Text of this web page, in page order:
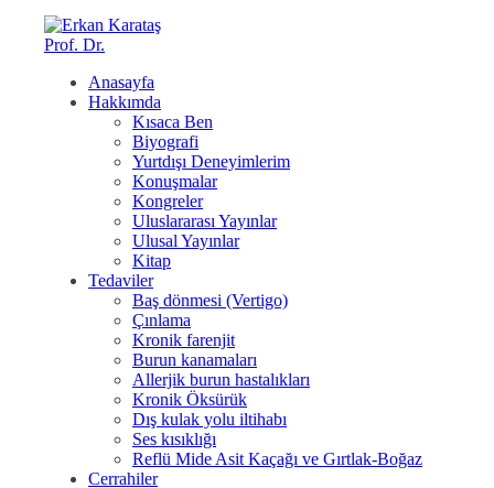
Anasayfa
Hakkımda
Kısaca Ben
Biyografi
Yurtdışı Deneyimlerim
Konuşmalar
Kongreler
Uluslararası Yayınlar
Ulusal Yayınlar
Kitap
Tedaviler
Baş dönmesi (Vertigo)
Çınlama
Kronik farenjit
Burun kanamaları
Allerjik burun hastalıkları
Kronik Öksürük
Dış kulak yolu iltihabı
Ses kısıklığı
Reflü Mide Asit Kaçağı ve Gırtlak-Boğaz
Cerrahiler